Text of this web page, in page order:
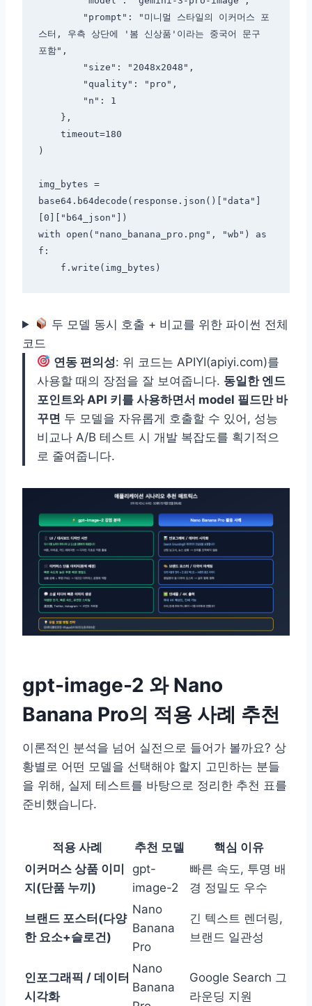
스터, 우측 상단에 '봄 신상품'이라는 중국어 문구
포함",
)
img_bytes =
base64.b64decode(response.json()["data"]
[0]["b64_json"])
with open("nano_banana_pro.png", "wb") as
f:
두 모델 동시 호출 + 비교를 위한 파이썬 전체
코드
연동 편의성: 위 코드는 APIYI(apiyi.com)를
사용할 때의 장점을 잘 보여줍니다. 동일한 엔드
포인트와 API 키를 사용하면서 model 필드만 바
꾸면 두 모델을 자유롭게 호출할 수 있어, 성능
비교나 A/B 테스트 시 개발 복잡도를 획기적으
로 줄여줍니다.
gpt-image-2 와 Nano
Banana Pro의 적용 사례 추천
이론적인 분석을 넘어 실전으로 들어가 볼까요? 상
황별로 어떤 모델을 선택해야 할지 고민하는 분들
을 위해, 실제 테스트를 바탕으로 정리한 추천 표를
준비했습니다.
적용 사례 추천 모델
핵심 이유
이커머스 상품 이미
지(단품 누끼)
gpt-
image-2
빠른 속도, 투명 배
경 정밀도 우수
브랜드 포스터(다양
한 요소+슬로건)
Nano
Banana
Pro
긴 텍스트 렌더링,
브랜드 일관성
인포그래픽 / 데이터
시각화
Nano
Banana
Google Search 그
라운딩 지원